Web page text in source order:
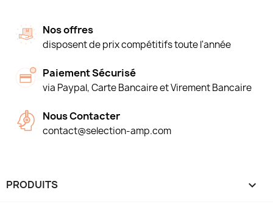
Nos offres
disposent de prix compétitifs toute l'année
Paiement Sécurisé
via Paypal, Carte Bancaire et Virement Bancaire
Nous Contacter
contact@selection-amp.com
PRODUITS 